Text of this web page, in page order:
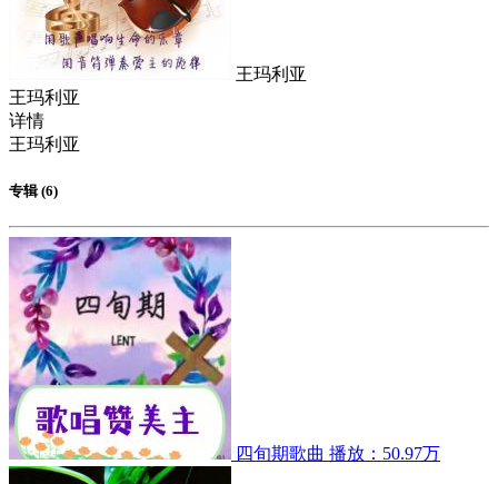
王玛利亚
王玛利亚
详情
王玛利亚
专辑 (6)
四旬期歌曲 播放：50.97万